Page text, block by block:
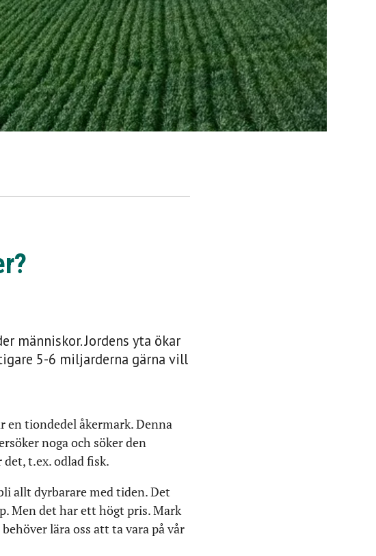
människor. Jordens yta ökar
5-6 miljarderna gärna vill
en tiondedel åkermark. Denna
noga och söker den
t.ex. odlad fisk.
allt dyrbarare med tiden. Det
Men det har ett högt pris. Mark
lära oss att ta vara på vår